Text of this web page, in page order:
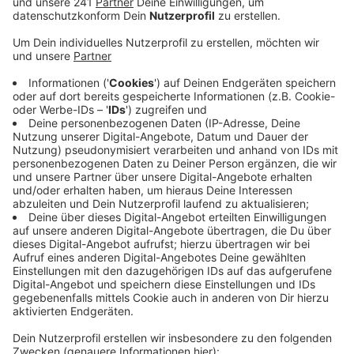
dass eine Gruppe von Personen einen leblosen
Körper in einen Müllcontainer gelegt hätte.
Veröffentlicht:Mittwoch, 23.06.2021 06:20
Anzeige
Die Polizei hatte den Bereich tagelang abgesucht und
nach der Personengruppe gefahndet. Am Montag
meldete sich dann ein Mann bei der Polizei, der zu der
gesuchten Gruppe gehörte. Er gab an, am
Donnerstagabend gemeinsam mit vier weiteren
Personen am Rheinufer geangelt zu haben.
Anschließend hätten sie ihre Utensilien in Hüllen
verpackt und auf Anhänger geladen. Das hat wohl für
den Zeugen wie ein lebloser Körper ausgesehen. Die
keine Hinweise auf eine Straftat.CM